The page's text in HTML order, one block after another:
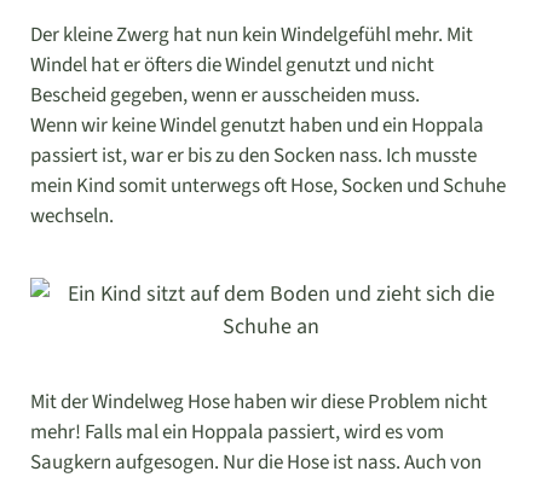
Der kleine Zwerg hat nun kein Windelgefühl mehr. Mit
Windel hat er öfters die Windel genutzt und nicht
Bescheid gegeben, wenn er ausscheiden muss.
Wenn wir keine Windel genutzt haben und ein Hoppala
passiert ist, war er bis zu den Socken nass. Ich musste
mein Kind somit unterwegs oft Hose, Socken und Schuhe
wechseln.
Mit der Windelweg Hose haben wir diese Problem nicht
mehr! Falls mal ein Hoppala passiert, wird es vom
Saugkern aufgesogen. Nur die Hose ist nass. Auch von